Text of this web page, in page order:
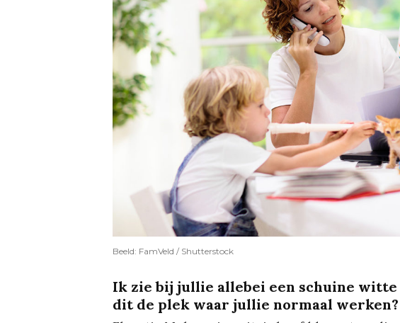
Beeld: FamVeld / Shutterstock
Ik zie bij jullie allebei een schuine
dit de plek waar jullie normaal werken?